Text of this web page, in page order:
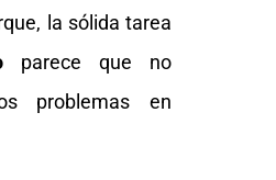
la sólida tarea
parece que no
problemas en